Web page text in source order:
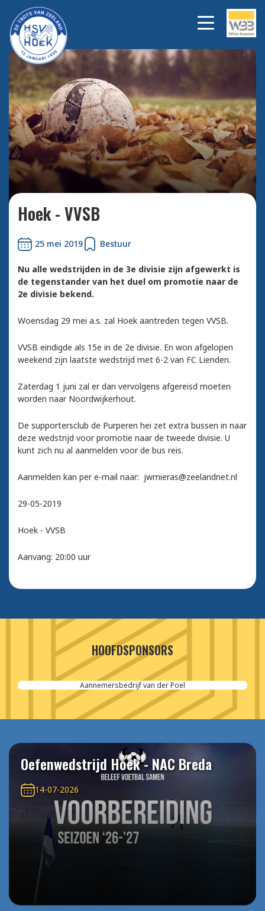
Bekijk alle foto's
Hoek - VVSB
25 mei 2019 Bestuur
Nu alle wedstrijden in de 3e divisie zijn afgewerkt is
de tegenstander van het duel om promotie naar de
2e divisie bekend.
Woensdag 29 mei a.s. zal Hoek aantreden tegen VVSB.
VVSB eindigde als 15e in de 2e divisie. En won afgelopen
weekend zijn laatste wedstrijd met 6-2 van FC Lienden.
Zaterdag 1 juni zal er dan vervolgens afgereisd moeten
worden naar Noordwijkerhout.
De supportersclub de Purperen hei zet extra bussen in naar
deze wedstrijd voor promotie naar de tweede divisie. U
kunt zich nu al aanmelden voor de bus reis.
Aanmelden kan per e-mail naar: jwmieras@zeelandnet.nl
29-05-2019
Hoek - VVSB
Aanvang: 20:00 uur
HOOFDSPONSORS
Aannemersbedrijf van der Poel
Oefenwedstrijd Hoek - NAC Breda
14-07-2026